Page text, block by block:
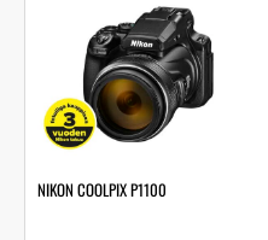
NIKON COOLPIX P1100